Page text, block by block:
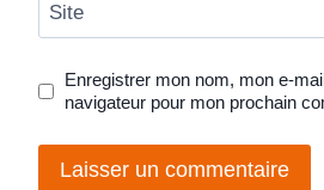
Site
Enregistrer mon nom, mon e-
navigateur pour mon prochain